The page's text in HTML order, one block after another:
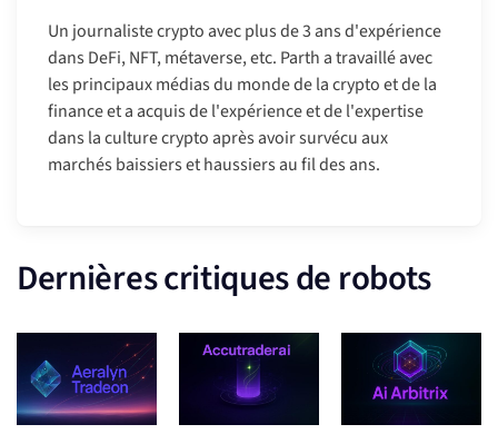
Un journaliste crypto avec plus de 3 ans d'expérience
dans DeFi, NFT, métaverse, etc. Parth a travaillé avec
les principaux médias du monde de la crypto et de la
finance et a acquis de l'expérience et de l'expertise
dans la culture crypto après avoir survécu aux
marchés baissiers et haussiers au fil des ans.
Dernières critiques de robots